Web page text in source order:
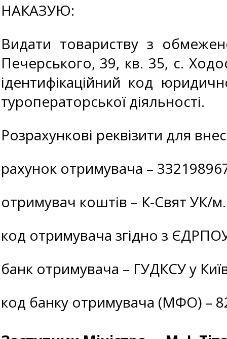
НАКАЗУЮ:
Видати товариству з
Печерського, 39, кв. 35, с.
ідентифікаційний код
туроператорської діяльності.
Розрахункові реквізити для
рахунок отримувача –
отримувач коштів – К-Свят УК/
код отримувача згідно з
банк отримувача – ГУДКСУ у
код банку отримувача (МФО) –